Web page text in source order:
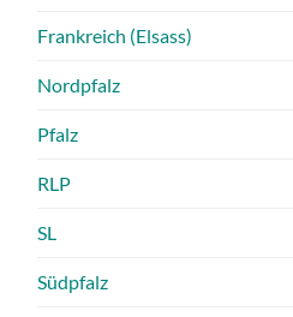
Frankreich (Elsass)
Nordpfalz
Pfalz
RLP
SL
Südpfalz